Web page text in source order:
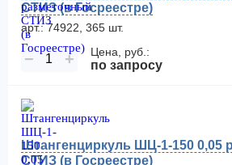
СТИЗ (в Госреестре)
арт.: 74922, 365 шт.
− + Цена, руб.:
по запросу
Штангенциркуль ШЦ-1-150 0,05
СТИЗ (в Госреестре)